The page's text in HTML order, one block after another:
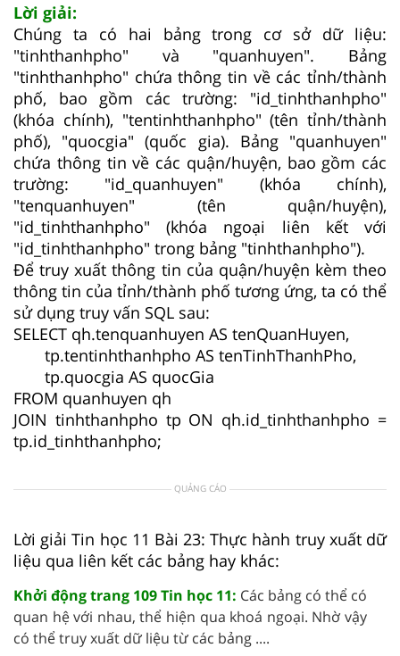
Lời giải:
Chúng ta có hai bảng trong cơ sở dữ liệu:
"tinhthanhpho" và "quanhuyen". Bảng
"tinhthanhpho" chứa thông tin về các tỉnh/thành
phố, bao gồm các trường: "id_tinhthanhpho"
(khóa chính), "tentinhthanhpho" (tên tỉnh/thành
phố), "quocgia" (quốc gia). Bảng "quanhuyen"
chứa thông tin về các quận/huyện, bao gồm các
trường: "id_quanhuyen" (khóa chính),
"tenquanhuyen" (tên quận/huyện),
"id_tinhthanhpho" (khóa ngoại liên kết với
"id_tinhthanhpho" trong bảng "tinhthanhpho").
Để truy xuất thông tin của quận/huyện kèm theo
thông tin của tỉnh/thành phố tương ứng, ta có thể
sử dụng truy vấn SQL sau:
SELECT qh.tenquanhuyen AS tenQuanHuyen,
tp.tentinhthanhpho AS tenTinhThanhPho,
tp.quocgia AS quocGia
FROM quanhuyen qh
JOIN tinhthanhpho tp ON qh.id_tinhthanhpho =
tp.id_tinhthanhpho;
QUẢNG CÁO
Lời giải Tin học 11 Bài 23: Thực hành truy xuất dữ
liệu qua liên kết các bảng hay khác:
Khởi động trang 109 Tin học 11: Các bảng có thể có
quan hệ với nhau, thể hiện qua khoá ngoại. Nhờ vậy
có thể truy xuất dữ liệu từ các bảng ....